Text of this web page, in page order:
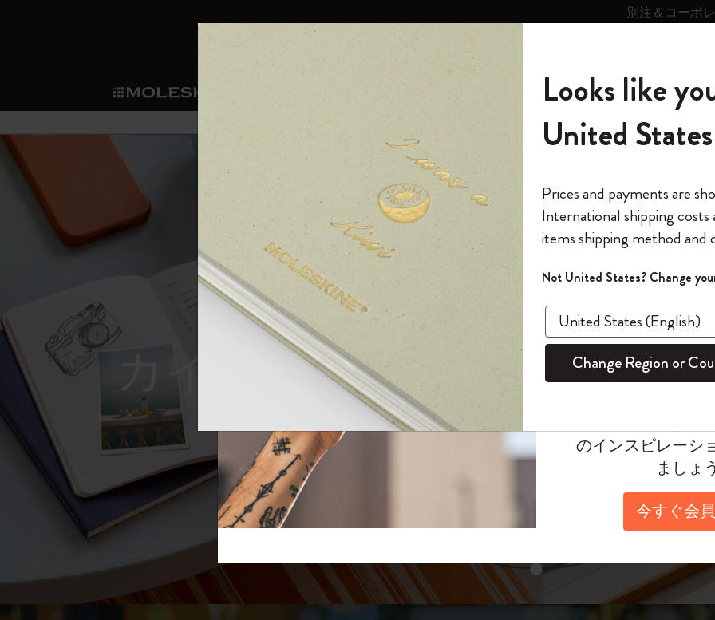
別注＆コーポ
ショ
新商品
ノートブック
ノートブック
The Original Notebook
ミニノートブックチャーム
カイエ ＆ ジャーナル
セット
パッションジャーナル
スチューデントカイエジャーナル
サブカテゴリ
ダイアリー
パーソナル・ダイアリー
12カ月ダイアリー
15ヶ月プランナー
ウィークリープランナー
デイリープランナー
マンスリープランナー
ライフプランナー・コレクション
アカデミック・プランナー
モレスキンスマート
サブカテゴリ
すべて見る
スマートライティング・システム
モレスキンスマートスマートとは
アプリ・サービス
ライティングツール
サブカテゴリ
モレスキンスマート
Blackwing x モレスキン
Kaweco x モレスキン
ペン & ペンシル
限定版ノートブック
Reframe サングラス
ムーミン コレクション
キム・ジョンギコレクション
「Alice's Adventures in Wonderland」コレ
『ロード・オブ・ザ・リング』コレク
カラーパターン ノートブック
サクラコレクション
馬年コレクション
ISSEY MIYAKE | モレスキン のコレク
ション
キム・ジョンギコレクション
Impressions of Impressionism コレクショ
ン
カサ・バトリョ 限定版コレクション
ゴッホ美術館
バッグ
サブカテゴリ
すべて見る
バックパック
限定版バックパック
Shopper paper – made Collection
ギフト
サブカテゴリ
アートを愛する方への贈り物
プロフェッショナルへの贈り物
ミニマリストへの贈り物
マキシマリストへの贈り物
健康を愛する方への贈り物です
趣味を愛する方へのギフト
ピン
サブカテゴリ
カントリー・テーマ・ピンズ・コレク
ション
サブカテゴリ
プライドをいつも胸に
Mardi Mercredi × モレスキン
すべて見る
スマートライティング・シス
サブカテゴリ
スマートライティング・システム
スマートノートブック
スマートダイアリー
モレスキンスマートスマート
アプリ・サービス
サブカテゴリ
Notes
モレスキン Journal
モレスキン Planner
パーソナライズサ
ービス
サブカテゴリ
カスタムダイアリー
カスタムノートブック
和紙テープ
ミニノートブックチャーム
別注＆コーポレートギフト
リー
の世界
サブカテゴリ
モレスキンメンバーシップ
我々の歴史
モレスキンのマニフェスト
ペンと紙の力
持続可能な創造性
今すぐメンバー登録
ウェルカムオファー: 次回のご購入時に10% オフと送料無料
通常特典: パーソナライズの2冊ご購入で1冊無料
バースデー特典: 1回限りの割引（1ヶ月有効）
先行プレビュー: 新作コレクションへの先行アクセス
伝説的なお得情報: 会員限定の特別サプライズ
セールへの早期アクセス: お得な情報をいち早くチェック
モレスキン限定イベント: 優先アクセス
返品期間の延長: 1ヶ月間
モレスキンの世界
*メールアドレス
*パスワード
このデバイスで情
ログイン
6,500円以上のご購入で送料無料
あるページから始まる物語
Reframe Sunglasses（リフレー
あなたにぴったりの一本を選ぼう
ス
スライド表示2
スライド表示3
スライド表示4
スライド表示5 モレスキンの世
今すぐ会員登録
「WELCOME10」
回注文が10%オフ
ます。セール・ア
適用
のインスピレーシ
ましょ
今すぐ会
Looks like
United States
Prices and payments are
International shipping costs
items shipping method and
Not United States? Change
Change Region or